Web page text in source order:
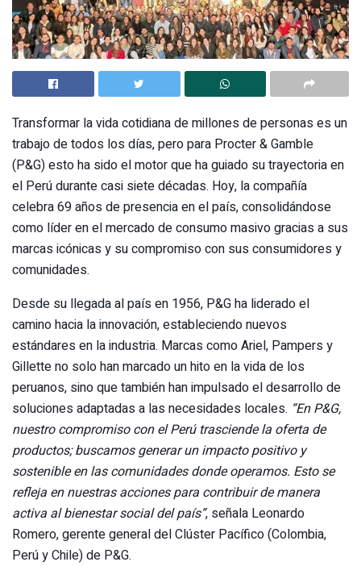
Transformar la vida cotidiana de millones de personas es un
trabajo de todos los días, pero para Procter & Gamble
(P&G) esto ha sido el motor que ha guiado su trayectoria en
el Perú durante casi siete décadas. Hoy, la compañía
celebra 69 años de presencia en el país, consolidándose
como líder en el mercado de consumo masivo gracias a sus
marcas icónicas y su compromiso con sus consumidores y
comunidades.
Desde su llegada al país en 1956, P&G ha liderado el
camino hacia la innovación, estableciendo nuevos
estándares en la industria. Marcas como Ariel, Pampers y
Gillette no solo han marcado un hito en la vida de los
peruanos, sino que también han impulsado el desarrollo de
soluciones adaptadas a las necesidades locales. “En P&G,
nuestro compromiso con el Perú trasciende la oferta de
productos; buscamos generar un impacto positivo y
sostenible en las comunidades donde operamos. Esto se
refleja en nuestras acciones para contribuir de manera
activa al bienestar social del país”, señala Leonardo
Romero, gerente general del Clúster Pacífico (Colombia,
Perú y Chile) de P&G.